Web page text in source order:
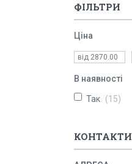
ФІЛЬТРИ
Ціна
В наявності
Так 15
КОНТАКТИ